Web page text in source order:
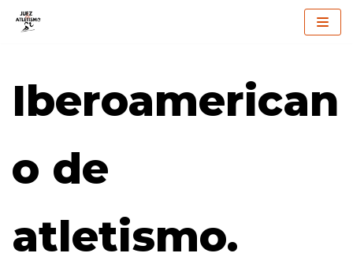
contenido
Iberoamerican
o de
atletismo.